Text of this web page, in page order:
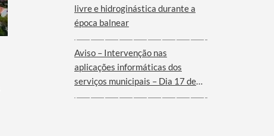
livre e hidroginástica durante a
época balnear
Aviso – Intervenção nas
aplicações informáticas dos
serviços municipais – Dia 17 de
Junho de 2026